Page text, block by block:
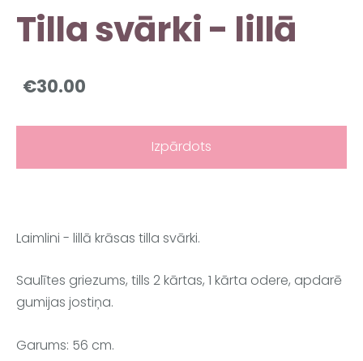
Tilla svārki - lillā
€30.00
Izpārdots
Laimlini - lillā krāsas tilla svārki.
Saulītes griezums, tills 2 kārtas, 1 kārta odere, apdarē
gumijas jostiņa.
Garums: 56 cm.